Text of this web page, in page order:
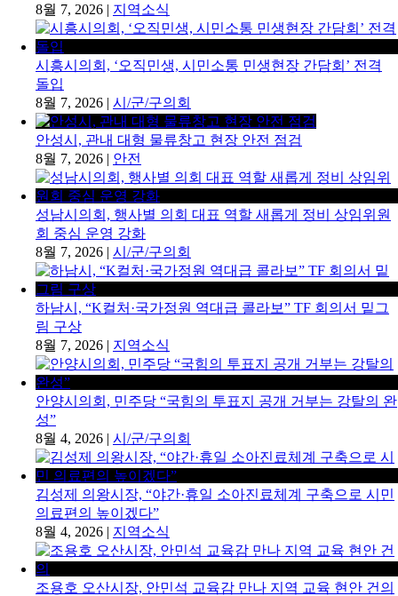
8월 7, 2026 | 지역소식
시흥시의회, ‘오직민생, 시민소통 민생현장 간담회’ 전격
돌입
8월 7, 2026 | 시/군/구의회
안성시, 관내 대형 물류창고 현장 안전 점검
8월 7, 2026 | 안전
성남시의회, 행사별 의회 대표 역할 새롭게 정비 상임위원
회 중심 운영 강화
8월 7, 2026 | 시/군/구의회
하남시, “K컬처·국가정원 역대급 콜라보” TF 회의서 밑그
림 구상
8월 7, 2026 | 지역소식
안양시의회, 민주당 “국힘의 투표지 공개 거부는 강탈의 완
성”
8월 4, 2026 | 시/군/구의회
김성제 의왕시장, “야간·휴일 소아진료체계 구축으로 시민
의료편의 높이겠다”
8월 4, 2026 | 지역소식
조용호 오산시장, 안민석 교육감 만나 지역 교육 현안 건의